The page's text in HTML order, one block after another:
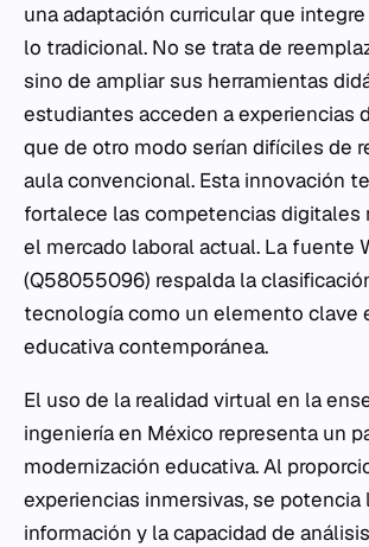
una adaptación curricular que
lo tradicional. No se trata de
sino de ampliar sus herramientas
estudiantes acceden a experiencias
que de otro modo serían difíciles de
aula convencional. Esta innovación
fortalece las competencias digitales
el mercado laboral actual. La fuente
(Q58055096) respalda la
tecnología como un elemento clave
educativa contemporánea.
El uso de la realidad virtual en la
ingeniería en México representa un
modernización educativa. Al
experiencias inmersivas, se potencia
información y la capacidad de